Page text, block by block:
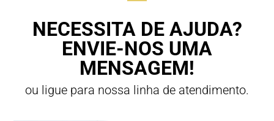
NECESSITA DE AJUDA?
ENVIE-NOS UMA
MENSAGEM!
ou ligue para nossa linha de atendimento.